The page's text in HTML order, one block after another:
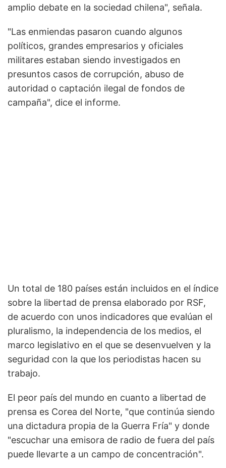
amplio debate en la sociedad chilena", señala.
"Las enmiendas pasaron cuando algunos
políticos, grandes empresarios y oficiales
militares estaban siendo investigados en
presuntos casos de corrupción, abuso de
autoridad o captación ilegal de fondos de
campaña", dice el informe.
Un total de 180 países están incluidos en el índice
sobre la libertad de prensa elaborado por RSF,
de acuerdo con unos indicadores que evalúan el
pluralismo, la independencia de los medios, el
marco legislativo en el que se desenvuelven y la
seguridad con la que los periodistas hacen su
trabajo.
El peor país del mundo en cuanto a libertad de
prensa es Corea del Norte, "que continúa siendo
una dictadura propia de la Guerra Fría" y donde
"escuchar una emisora de radio de fuera del país
puede llevarte a un campo de concentración".